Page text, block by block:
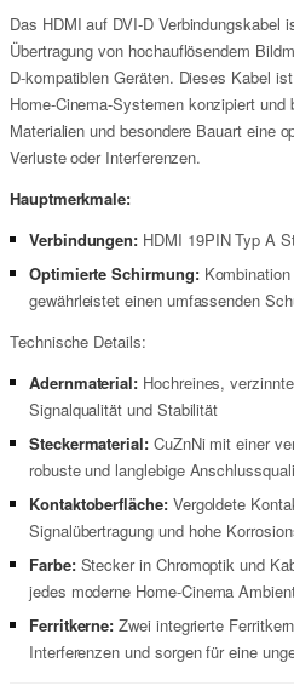
Das HDMI auf DVI-D Verbindungskabel
Übertragung von hochauflösendem
D-kompatiblen Geräten. Dieses Kabel
Home-Cinema-Systemen konzipiert
Materialien und besondere Bauart eine
Verluste oder Interferenzen.
Hauptmerkmale:
Verbindungen: HDMI 19PIN Typ A
Optimierte Schirmung:Kombination
gewährleistet einen umfassenden
Technische Details:
Adernmaterial: Hochreines,
Signalqualität und Stabilität
Steckermaterial:CuZnNi mit einer
robuste und langlebige
Kontaktoberfläche:Vergoldete
Signalübertragung und hohe
Farbe:Stecker in Chromoptik und
jedes moderne Home-Cinema
Ferritkerne: Zwei integrierte
Interferenzen und sorgen für eine